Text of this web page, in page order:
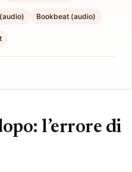
Bookbeat (audio)
l’errore di